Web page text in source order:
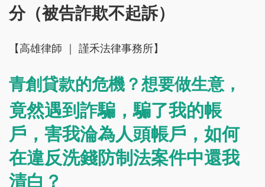
分（被告詐欺不起訴）
【高雄律師 ｜ 謹禾法律事務所】
青創貸款的危機？想要做生意，
竟然遇到詐騙，騙了我的帳
戶，害我淪為人頭帳戶，如何
在違反洗錢防制法案件中還我
清白？